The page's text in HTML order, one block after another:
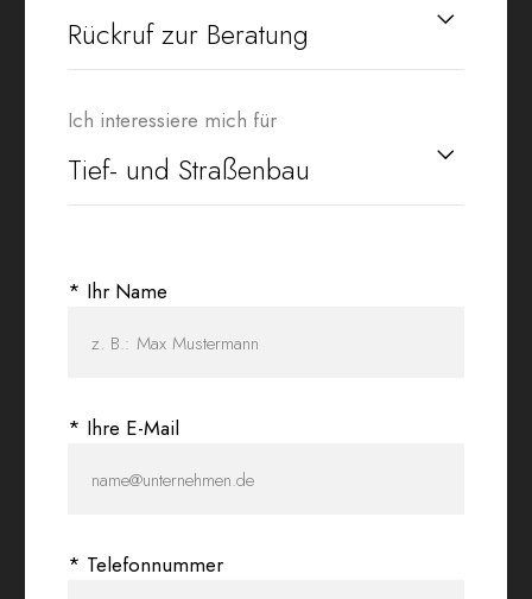
Ich interessiere mich für
* Ihr Name
* Ihre E-Mail
* Telefonnummer